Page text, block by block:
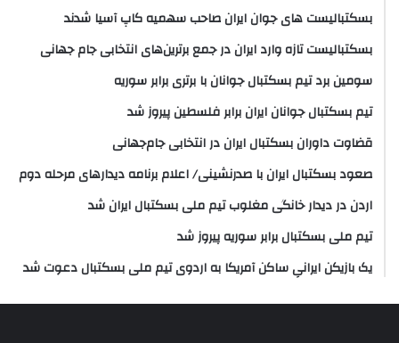
بسکتبالیست های جوان ایران صاحب سهمیه کاپ آسیا شدند
بسکتبالیست تازه وارد ایران در جمع برترین‌های انتخابی جام جهانی
سومین برد تیم بسکتبال جوانان با برتری برابر سوریه
تیم بسکتبال جوانان ایران برابر فلسطین پیروز شد
قضاوت داوران بسکتبال ایران در انتخابی جام‌جهانی
صعود بسکتبال ایران با صدرنشینی/ اعلام برنامه دیدارهای مرحله دوم
اردن در دیدار خانگی مغلوب تیم ملی بسکتبال ایران شد
تیم ملی بسکتبال برابر سوریه پیروز شد
یک بازیکن ایرانیِ ساکن آمریکا به اردوی تیم ملی بسکتبال دعوت شد